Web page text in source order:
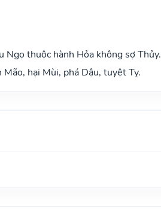
Ngọ thuộc hành Hỏa không sợ Thủy.
hại Mùi, phá Dậu, tuyệt Tỵ.